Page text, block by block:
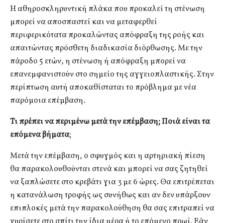
Η αθηροσκληρυντική πλάκα που προκαλεί τη στένωση
μπορεί να αποσπαστεί και να μεταφερθεί
περιφερικότατα προκαλώντας απόφραξη της ροής και
απαιτώντας πρόσθετη διαδικασία διόρθωσης. Με την
πάροδο 5 ετών, η στένωση ή απόφραξη μπορεί να
επανεμφανιστούν στο σημείο της αγγειοπλαστικής. Στην
περίπτωση αυτή αποκαθίσταται το πρόβλημα με νέα
παρόμοια επέμβαση.
Τι πρέπει να περιμένω μετά την επέμβαση; Ποιά είναι τα
επόμενα βήματα;
Μετά την επέμβαση, ο σφυγμός και η αρτηριακή πίεση
θα παρακολουθούνται στενά και μπορεί να σας ζητηθεί
να ξαπλώσετε στο κρεβάτι για 3 με 6 ώρες. Θα επιτρέπεται
η κατανάλωση τροφής ως συνήθως και αν δεν υπάρξουν
επιπλοκές μετά την παρακολούθηση θα σας επιτραπεί να